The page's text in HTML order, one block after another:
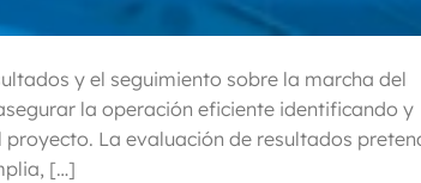
y el seguimiento sobre la marcha del
la operación eficiente identificando y
La evaluación de resultados
[…]